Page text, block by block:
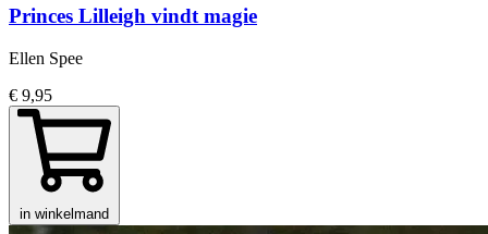
Princes Lilleigh vindt magie
Ellen Spee
€ 9,95
in winkelmand